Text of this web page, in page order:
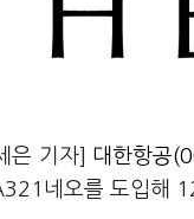
은 기자] 대한항공
네오를 도입해